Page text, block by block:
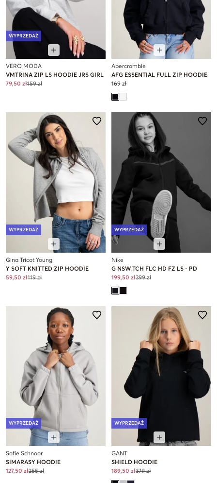
WYPRZEDAŻ
VERO MODA
VMTRINA ZIP LS HOODIE JRS GIRL
79,50 zł159 zł
Abercrombie
AFG ESSENTIAL FULL ZIP HOODIE
169 zł
WYPRZEDAŻ
Gina Tricot Young
Y SOFT KNITTED ZIP HOODIE
59,50 zł119 zł
WYPRZEDAŻ
Nike
G NSW TCH FLC HD FZ LS - PD
199,50 zł399 zł
WYPRZEDAŻ
Sofie Schnoor
SIMARASY HOODIE
127,50 zł255 zł
WYPRZEDAŻ
GANT
SHIELD HOODIE
189,50 zł379 zł